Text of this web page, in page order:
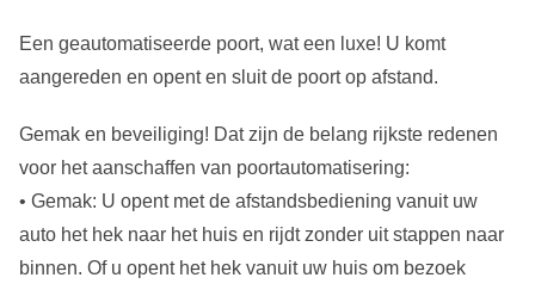
Een geautomatiseerde poort, wat een luxe! U komt
aangereden en opent en sluit de poort op afstand.
Gemak en beveiliging! Dat zijn de belang rijkste redenen
voor het aanschaffen van poortautomatisering:
• Gemak: U opent met de afstandsbediening vanuit uw
auto het hek naar het huis en rijdt zonder uit stappen naar
binnen. Of u opent het hek vanuit uw huis om bezoek